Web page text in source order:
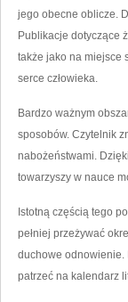
jego obecne oblicze.
Publikacje dotyczące
także jako na miejsce
serce człowieka.
Bardzo ważnym
sposobów. Czytelnik
nabożeństwami.
towarzyszy w nauce
Istotną częścią tego
pełniej przeżywać
duchowe odnowienie.
patrzeć na kalendarz